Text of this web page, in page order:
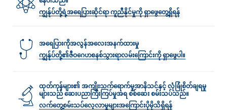
ကျွန်ုပ်တို့ရဲ့အရေပြားဆိုင်ရာ ကူညီနိုင်မှုကို ရှာဖွေတွေ့ရှိရန်
အရေပြားကိုအလွန်အလေးအနက်ထားမှု
ကျွန်ုပ်တို့၏ဇီဝဂေဟစနစ်သွားရာလမ်း‌ကြောင်းကို ရှာဖွေပါ။
ထုတ်ကုန်များ၏ အကျိုးသက်ရောက်မှုအာနိသင်နှင့် လုံခြုံစိတ်ချရမှု
များသည် ဆေးပညာကြီးကြပ်မှုအရ စစ်ဆေး စမ်းသပ်သည်။
လက်တွေ့စမ်းသပ်လေ့လာမှုများအ‌‌‌ကြောင်းပိုမိုသိရှိရန်